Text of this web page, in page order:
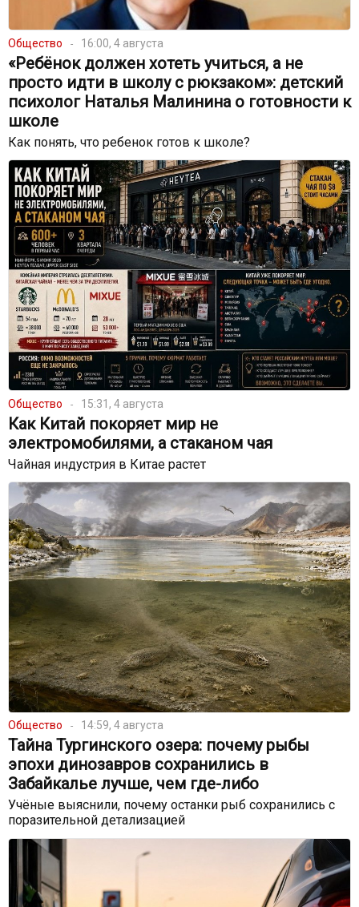
Общество 16:00, 4 августа
«Ребёнок должен хотеть учиться, а не
просто идти в школу с рюкзаком»: детский
психолог Наталья Малинина о готовности к
школе
Как понять, что ребенок готов к школе?
Общество 15:31, 4 августа
Как Китай покоряет мир не
электромобилями, а стаканом чая
Чайная индустрия в Китае растет
Общество 14:59, 4 августа
Тайна Тургинского озера: почему рыбы
эпохи динозавров сохранились в
Забайкалье лучше, чем где-либо
Учёные выяснили, почему останки рыб сохранились с
поразительной детализацией